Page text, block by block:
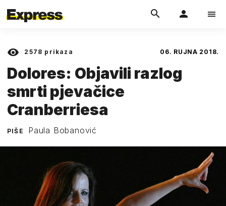
2578 prikaza 06. RUJNA 2018.
Dolores: Objavili razlog
smrti pjevačice
Cranberriesa
PIŠE Paula Bobanović